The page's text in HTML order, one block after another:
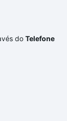
do Telefone